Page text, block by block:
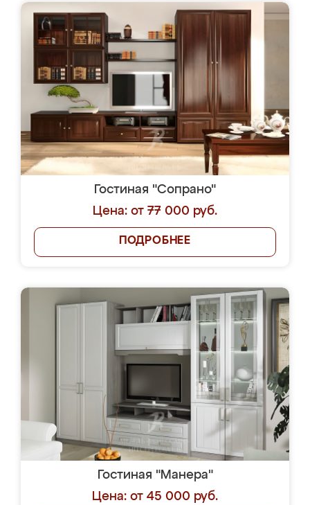
Гостиная "Сопрано"
Цена: от 77 000 руб.
ПОДРОБНЕЕ
Гостиная "Манера"
Цена: от 45 000 руб.